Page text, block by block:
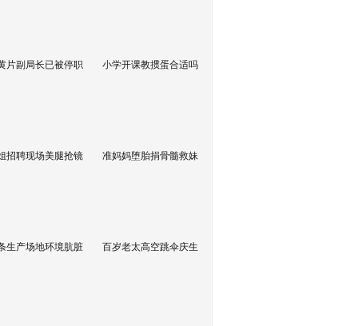
片副局长已被停职 小学开课教掼蛋合适吗
招聘现场美腿抢镜 准妈妈堕胎捐骨髓救妹
生产场地环境肮脏 百岁老太高空跳伞庆生